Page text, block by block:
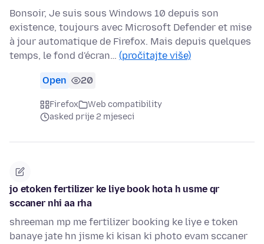
Bonsoir, Je suis sous Windows 10 depuis son
existence, toujours avec Microsoft Defender et mise
à jour automatique de Firefox. Mais depuis quelques
temps, le fond d'écran… (pročitajte više)
Open 20
Firefox
Web compatibility
asked prije 2 mjeseci
jo etoken fertilizer ke liye book hota h usme qr
sccaner nhi aa rha
shreeman mp me fertilizer booking ke liye e token
banaye jate hn jisme ki kisan ki photo evam sccaner